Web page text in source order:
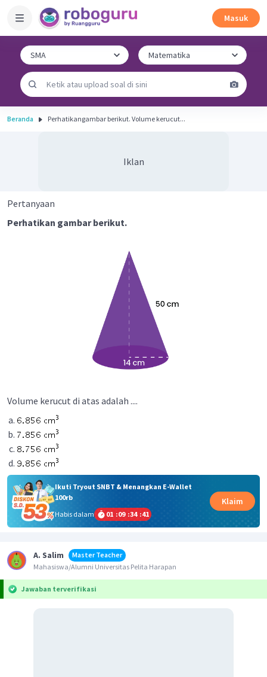
Masuk
Beranda Perhatikangambar berikut. Volume kerucut...
Iklan
Pertanyaan
Perhatikan gambar berikut.
Volume kerucut di atas adalah ....
Ikuti Tryout SNBT & Menangkan E-Wallet
100rb
Habis dalam
01 :09 :34 :41
Klaim
A. Salim
Master Teacher
Mahasiswa/Alumni Universitas Pelita Harapan
Jawaban terverifikasi